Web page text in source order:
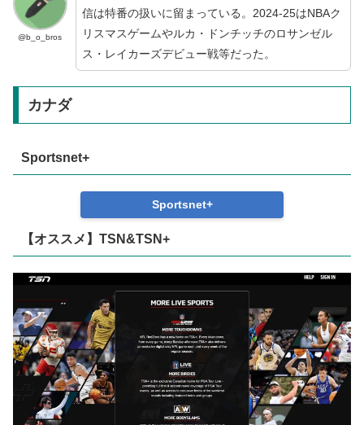
@b_o_bros
信は特番の扱いに留まっている。2024-25はNBAク
リスマスゲームやルカ・ドンチッチのロサンゼル
ス・レイカーズデビュー戦等だった。
カナダ
Sportsnet+
Sportsnet+
【オススメ】TSN&TSN+